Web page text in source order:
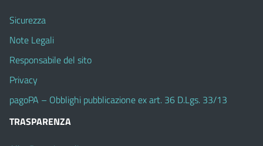
Sicurezza
Note Legali
Responsabile del sito
Privacy
pagoPA – Obblighi pubblicazione ex art. 36 D.Lgs. 33/13
TRASPARENZA